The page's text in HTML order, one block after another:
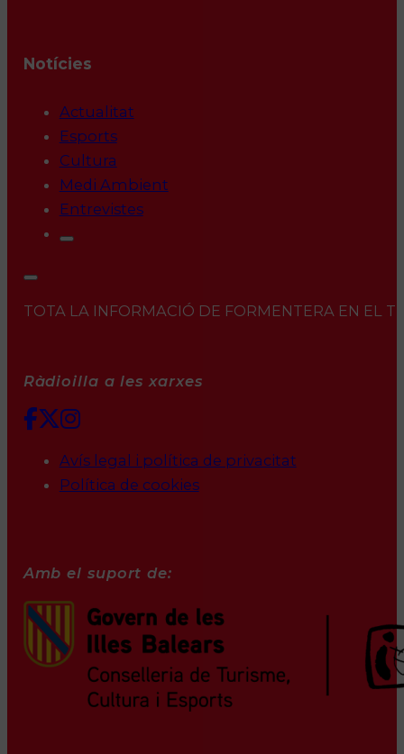
Notícies
Actualitat
Esports
Cultura
Medi Ambient
Entrevistes
TOTA LA INFORMACIÓ DE FORMENTERA EN EL
Ràdioilla a les xarxes
Avís legal i política de privacitat
Política de cookies
Amb el suport de: